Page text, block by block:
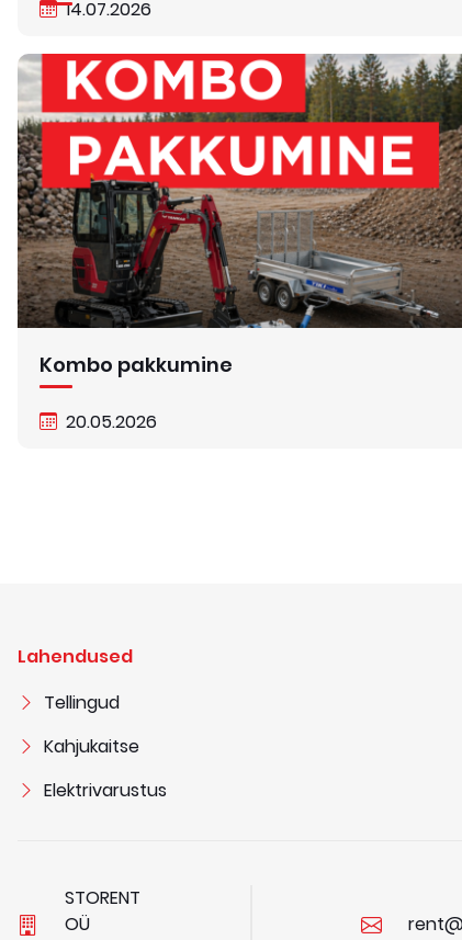
14.07.2026
Kombo pakkumine
20.05.2026
Lahendused
Tellingud
Kahjukaitse
Elektrivarustus
STORENT
OÜ